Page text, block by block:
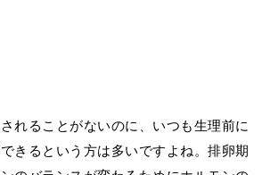
れることがないのに、いつも生理前に
きるという方は多いですよね。排卵期